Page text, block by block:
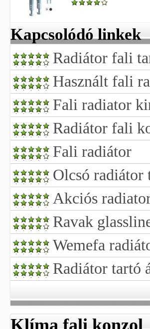
Kapcsolódó linkek
Radiátor fali
Használt fali
Fali radiator
Radiátor fali
Fali radiátor
Olcsó radiátor
Akciós
Ravak
Wemefa
Radiátor tartó
Klíma fali konzol